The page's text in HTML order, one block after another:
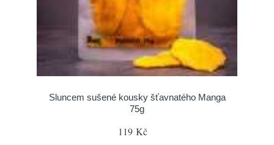
Sluncem sušené kousky šťavnatého Manga
75g
119 Kč